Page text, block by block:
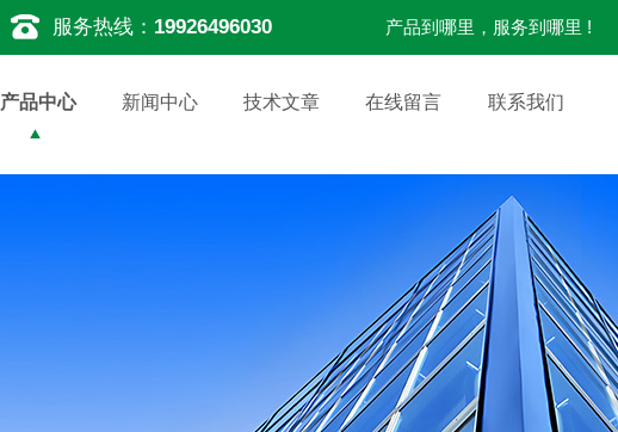
服务热线： 19926496030 产品到哪里，服务到哪里 !
产品中心 新闻中心 技术文章 在线留言 联系我们